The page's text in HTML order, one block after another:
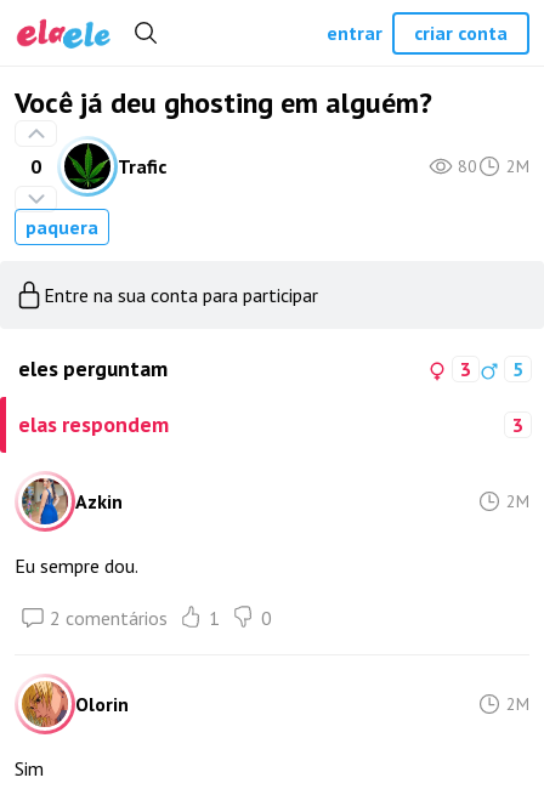
Você já deu ghosting em alguém?
0 Trafic 80 2M
paquera
Entre na sua conta para participar
eles perguntam 3 5
elas respondem 3
Azkin 2M
Eu sempre dou.
2 comentários 1 0
Olorin 2M
Sim
entrar criar conta